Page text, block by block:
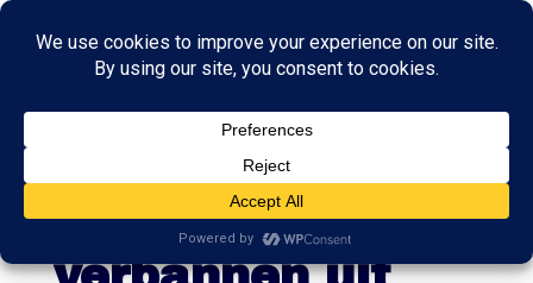
Afluistergevoelig
e smartphones